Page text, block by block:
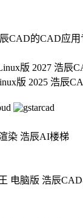
CAD的CAD应用
版 2027 浩辰
版 2025 浩辰
染 浩辰AI楼梯
电脑版 浩辰